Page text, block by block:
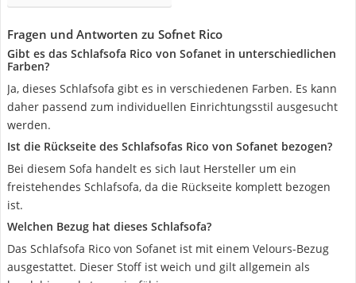
Fragen und Antworten zu Sofnet Rico
Gibt es das Schlafsofa Rico von Sofanet in unterschiedlichen
Farben?
Ja, dieses Schlafsofa gibt es in verschiedenen Farben. Es kann
daher passend zum individuellen Einrichtungsstil ausgesucht
werden.
Ist die Rückseite des Schlafsofas Rico von Sofanet bezogen?
Bei diesem Sofa handelt es sich laut Hersteller um ein
freistehendes Schlafsofa, da die Rückseite komplett bezogen
ist.
Welchen Bezug hat dieses Schlafsofa?
Das Schlafsofa Rico von Sofanet ist mit einem Velours-Bezug
ausgestattet. Dieser Stoff ist weich und gilt allgemein als